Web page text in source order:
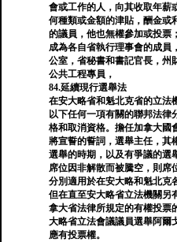
會或工作的人，向其收取年薪
何種類或金額的津貼，酬金或
的議員，他也無權參加或投票
成為各自省執行理事會的成員
公室，省秘書和書記官長，州
公共工程專員，
84.延續現行選舉法
在安大略省和魁北克省的立法
以下任何一項有關的聯邦法律
格和取消資格。擔任加拿大國
將宣誓的誓詞，選舉主任，其
選舉的時期，以及有爭議的選
席位因非解散而被騰空，則席
分別適用於在安大略和魁北克
但在直至安大略省立法機關另
拿大省法律所規定的有權投票
大略省立法會議議員選舉阿爾
應有投票權。